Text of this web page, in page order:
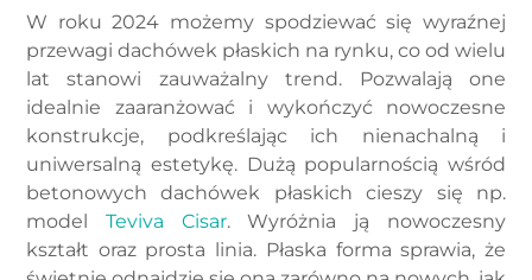
W roku 2024 możemy spodziewać się wyraźnej
przewagi dachówek płaskich na rynku, co od wielu
lat stanowi zauważalny trend. Pozwalają one
idealnie zaaranżować i wykończyć nowoczesne
konstrukcje, podkreślając ich nienachalną i
uniwersalną estetykę. Dużą popularnością wśród
betonowych dachówek płaskich cieszy się np.
model Teviva Cisar. Wyróżnia ją nowoczesny
kształt oraz prosta linia. Płaska forma sprawia, że